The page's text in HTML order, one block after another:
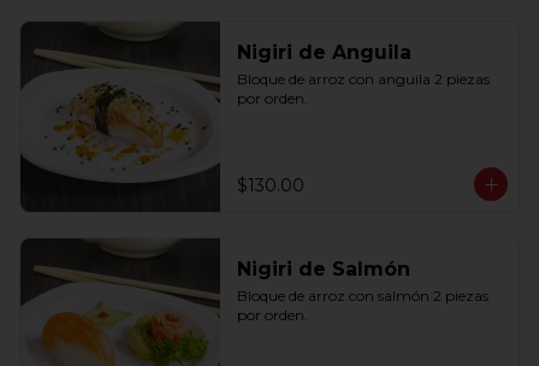
Nigiri de Anguila
Bloque de arroz con anguila 2 piezas
por orden.
$130.00
Nigiri de Salmón
Bloque de arroz con salmón 2 piezas
por orden.